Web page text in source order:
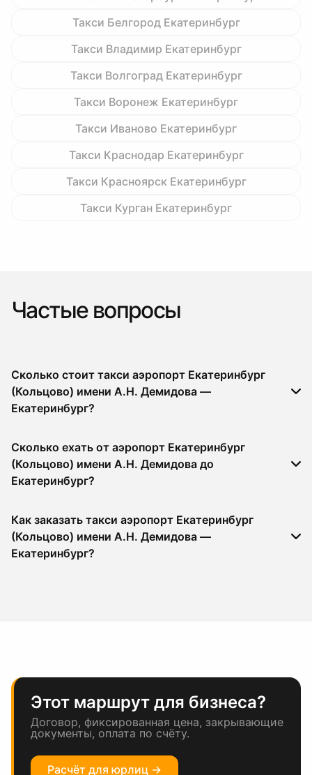
Такси Белгород Екатеринбург
Такси Владимир Екатеринбург
Такси Волгоград Екатеринбург
Такси Воронеж Екатеринбург
Такси Иваново Екатеринбург
Такси Краснодар Екатеринбург
Такси Красноярск Екатеринбург
Такси Курган Екатеринбург
Частые вопросы
Сколько стоит такси аэропорт Екатеринбург
(Кольцово) имени А.Н. Демидова —
Екатеринбург?
Сколько ехать от аэропорт Екатеринбург
(Кольцово) имени А.Н. Демидова до
Екатеринбург?
Как заказать такси аэропорт Екатеринбург
(Кольцово) имени А.Н. Демидова —
Екатеринбург?
Этот маршрут для бизнеса?
Договор, фиксированная цена, закрывающие
документы, оплата по счёту.
Расчёт для юрлиц →